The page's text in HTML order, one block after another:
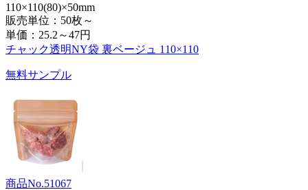
110×110(80)×50mm
販売単位：50枚～
単価： 25.2～47円
チャック透明NY袋 裏ベージュ 110×110
無料サンプル
商品No.51067